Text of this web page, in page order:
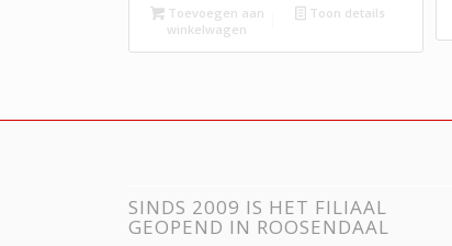
Toevoegen aan
winkelwagen
Toon details
SINDS 2009 IS HET FILIAAL
GEOPEND IN ROOSENDAAL